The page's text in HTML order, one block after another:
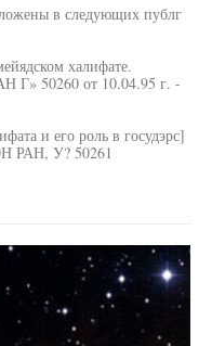
в следующих публг
халифате.
Г» 50260 от 10.04.95 г. -
и его роль в госудэрс]
РАН, У? 50261